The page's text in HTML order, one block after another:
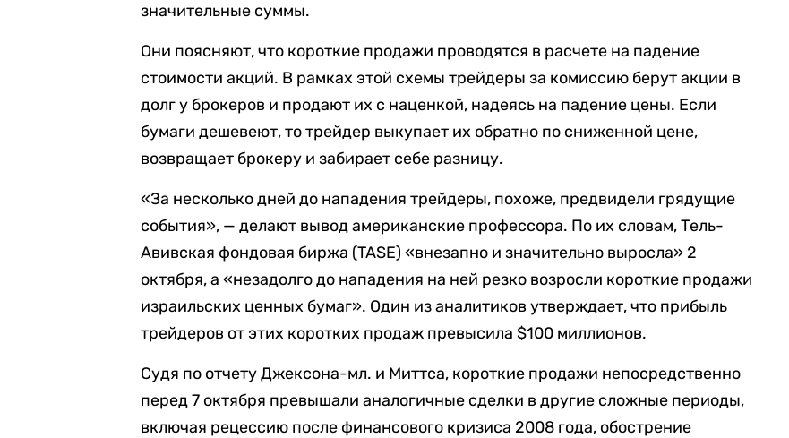
значительные суммы.
Они поясняют, что короткие продажи проводятся в расчете на падение
стоимости акций. В рамках этой схемы трейдеры за комиссию берут акции в
долг у брокеров и продают их с наценкой, надеясь на падение цены. Если
бумаги дешевеют, то трейдер выкупает их обратно по сниженной цене,
возвращает брокеру и забирает себе разницу.
«За несколько дней до нападения трейдеры, похоже, предвидели грядущие
события», — делают вывод американские профессора. По их словам, Тель-
Авивская фондовая биржа (TASE) «внезапно и значительно выросла» 2
октября, а «незадолго до нападения на ней резко возросли короткие продажи
израильских ценных бумаг». Один из аналитиков утверждает, что прибыль
трейдеров от этих коротких продаж превысила $100 миллионов.
Судя по отчету Джексона-мл. и Миттса, короткие продажи непосредственно
перед 7 октября превышали аналогичные сделки в другие сложные периоды,
включая рецессию после финансового кризиса 2008 года, обострение